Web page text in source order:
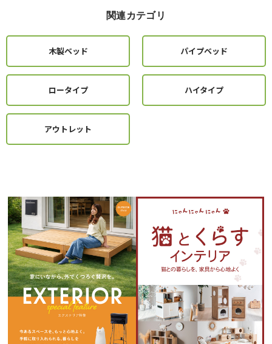
関連カテゴリ
木製ベッド パイプベッド
ロータイプ ハイタイプ
アウトレット